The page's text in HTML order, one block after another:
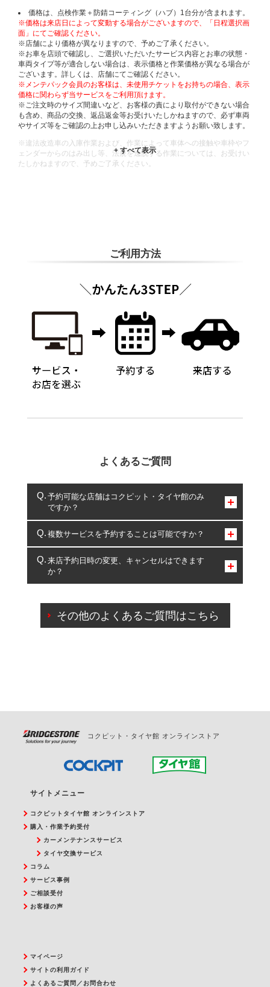
価格は、点検作業＋防錆コーティング（ハブ）1台分が含まれます。
※価格は来店日によって変動する場合がございますので、「日程選択画
面」にてご確認ください。
※店舗により価格が異なりますので、予めご了承ください。
※お車を店頭で確認し、ご選択いただいたサービス内容とお車の状態・
車両タイプ等が適合しない場合は、表示価格と作業価格が異なる場合が
ございます。詳しくは、店舗にてご確認ください。
※メンテパック会員のお客様は、未使用チケットをお持ちの場合、表示
価格に関わらず当サービスをご利用頂けます。
※ご注文時のサイズ間違いなど、お客様の責により取付ができない場合
も含め、商品の交換、返品返金等お受けいたしかねますので、必ず車両
やサイズ等をご確認の上お申し込みいただきますようお願い致します。
※違法改造車の入庫作業および、作業によって車体への接触や車枠やフ
ェンダーからのはみ出し等、法規を逸脱する作業については、お受けい
たしかねますので、予めご了承ください。
ご利用方法
よくあるご質問
予約可能な店舗はコクピット・タイヤ館のみ
ですか？
コクピット・タイヤ館のみとなります。
複数サービスを予約することは可能ですか？
複数サービスのご予約は可能です。
一部の商品・サービスの組み合わせに限り、同時にご予約が
出来ないものもございます。
来店予約日時の変更、キャンセルはできます
か？
ご来店予約日の3営業日前を過ぎている場合のご予約
の日時変更につきましては、直接ご予約の店舗まで
その他のよくあるご質問はこちら
コクピット・タイヤ館 オンラインストア
サイトメニュー
コクピットタイヤ館 オンラインストア
購入・作業予約受付
カーメンテナンスサービス
タイヤ交換サービス
コラム
サービス事例
ご相談受付
お客様の声
マイページ
サイトの利用ガイド
よくあるご質問／お問合わせ